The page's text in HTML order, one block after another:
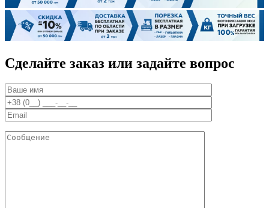
Сделайте заказ или задайте вопрос